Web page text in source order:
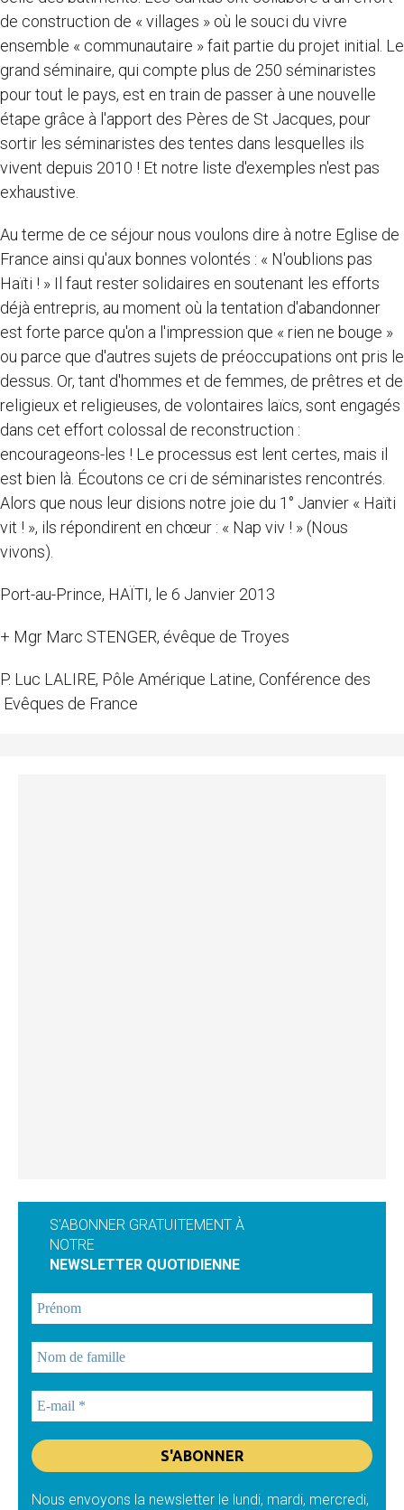
de construction de « villages » où le souci du vivre
ensemble « communautaire » fait partie du projet initial. Le
grand séminaire, qui compte plus de 250 séminaristes
pour tout le pays, est en train de passer à une nouvelle
étape grâce à l'apport des Pères de St Jacques, pour
sortir les séminaristes des tentes dans lesquelles ils
vivent depuis 2010 ! Et notre liste d'exemples n'est pas
exhaustive.
Au terme de ce séjour nous voulons dire à notre Eglise de
France ainsi qu'aux bonnes volontés : « N'oublions pas
Haïti ! » Il faut rester solidaires en soutenant les efforts
déjà entrepris, au moment où la tentation d'abandonner
est forte parce qu'on a l'impression que « rien ne bouge »
ou parce que d'autres sujets de préoccupations ont pris le
dessus. Or, tant d'hommes et de femmes, de prêtres et de
religieux et religieuses, de volontaires laïcs, sont engagés
dans cet effort colossal de reconstruction :
encourageons-les ! Le processus est lent certes, mais il
est bien là. Écoutons ce cri de séminaristes rencontrés.
Alors que nous leur disions notre joie du 1° Janvier « Haïti
vit ! », ils répondirent en chœur : « Nap viv ! » (Nous
vivons).
Port-au-Prince, HAÏTI, le 6 Janvier 2013
+ Mgr Marc STENGER, évêque de Troyes
P. Luc LALIRE, Pôle Amérique Latine, Conférence des
Evêques de France
S'ABONNER GRATUITEMENT À
NOTRE
NEWSLETTER QUOTIDIENNE
Nous envoyons la newsletter le lundi, mardi, mercredi,